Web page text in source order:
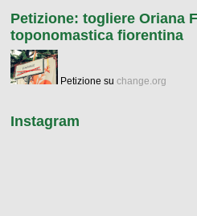
Petizione: togliere Oriana
toponomastica fiorentina
Petizione su change.org
Instagram